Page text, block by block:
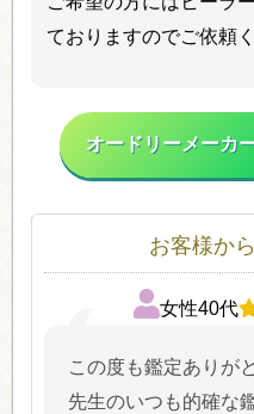
ておりますのでご依頼
オードリーメーカ
お客様か
女性40代
この度も鑑定ありが
先生のいつも的確な